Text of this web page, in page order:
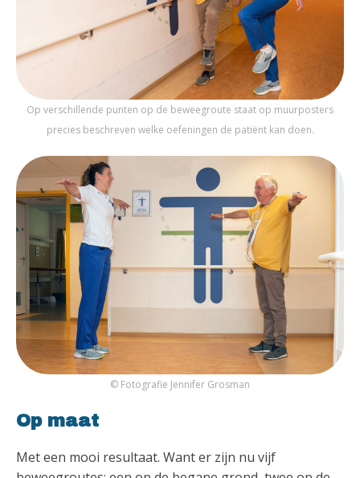
Op verschillende punten op de beweegroute staat op muurposters
precies beschreven welke oefeningen de patiënt kan doen.
© Fotografie Jennifer Grosman
Op maat
Met een mooi resultaat. Want er zijn nu vijf